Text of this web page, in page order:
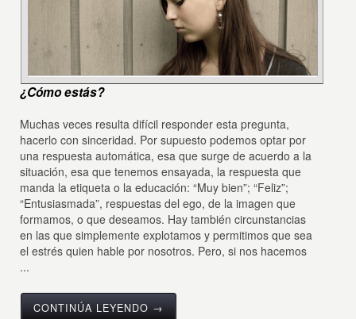
¿Cómo estás?
Muchas veces resulta difícil responder esta pregunta,
hacerlo con sinceridad. Por supuesto podemos optar por
una respuesta automática, esa que surge de acuerdo a la
situación, esa que tenemos ensayada, la respuesta que
manda la etiqueta o la educación: “Muy bien”; “Feliz”;
“Entusiasmada”, respuestas del ego, de la imagen que
formamos, o que deseamos. Hay también circunstancias
en las que simplemente explotamos y permitimos que sea
el estrés quien hable por nosotros. Pero, si nos hacemos
...
CONTINÚA LEYENDO →